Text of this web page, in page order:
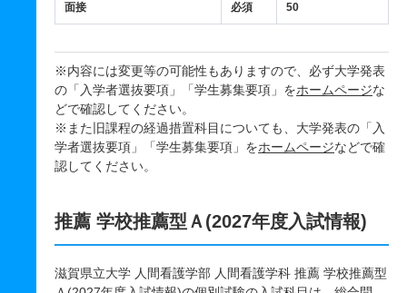
面接 必須 50
※内容には変更等の可能性もありますので、必ず大学発表
の「入学者選抜要項」「学生募集要項」をホームページな
どで確認してください。
※また旧課程の経過措置科目についても、大学発表の「入
学者選抜要項」「学生募集要項」をホームページなどで確
認してください。
推薦 学校推薦型Ａ(2027年度入試情報)
滋賀県立大学 人間看護学部 人間看護学科 推薦 学校推薦型